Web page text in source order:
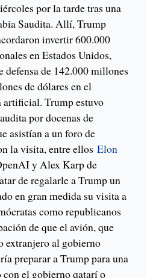
por la tarde tras una
Saudita. Allí, Trump
invertir 600.000
en Estados Unidos,
de 142.000 millones
de dólares en el
Trump estuvo
por docenas de
asistían a un foro de
la visita, entre ellos Elon
y Alex Karp de
de regalarle a Trump un
en gran medida su visita a
como republicanos
de que el avión, que
extranjero al gobierno
preparar a Trump para una
el gobierno qatarí o